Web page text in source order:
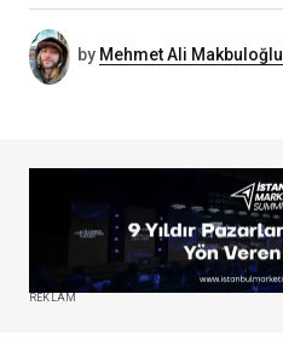
by Mehmet Ali Makbuloğlu
REKLAM